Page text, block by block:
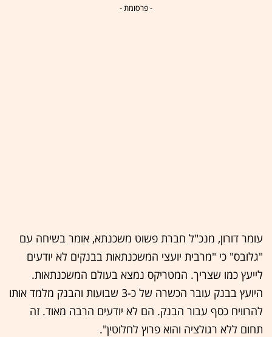
- פרסומת -
עומר דורון, מנכ"ל חברת פשוט משכנתא, אומר בשיחה עם
"גלובס" כי "מרבית יועצי המשכנתאות בבנקים לא יודעים
לייעץ כמו שצריך. המטריקס נמצא בעולם המשכנתאות.
היועץ בבנק עובר הכשרה של כ-3 שבועות והבנק מלמד אותו
להרוויח כסף עבור הבנק. הם לא יודעים הרבה מאוד. זה
תחום ללא רגולציה והוא פרוץ לחלוטין".